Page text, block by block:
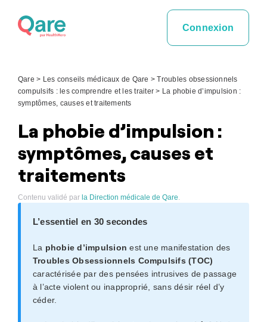
Connexion
Qare > Les conseils médicaux de Qare >Troubles obsessionnels
compulsifs : les comprendre et les traiter > La phobie d’impulsion :
symptômes, causes et traitements
La phobie d’impulsion :
symptômes, causes et
traitements
Contenu validé par la Direction médicale de Qare.
L’essentiel en 30 secondes
La phobie d’impulsion est une manifestation des
Troubles Obsessionnels Compulsifs (TOC)
caractérisée par des pensées intrusives de passage
à l’acte violent ou inapproprié, sans désir réel d’y
céder.